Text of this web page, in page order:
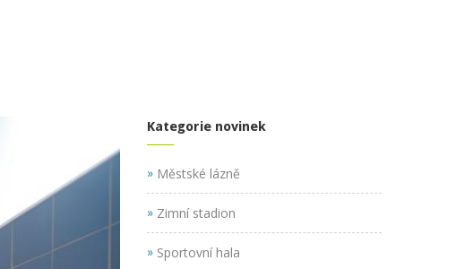
Kategorie novinek
»Městské lázně
»Zimní stadion
»Sportovní hala